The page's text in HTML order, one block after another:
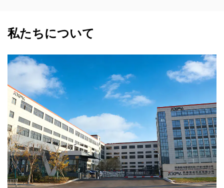
私たちについて